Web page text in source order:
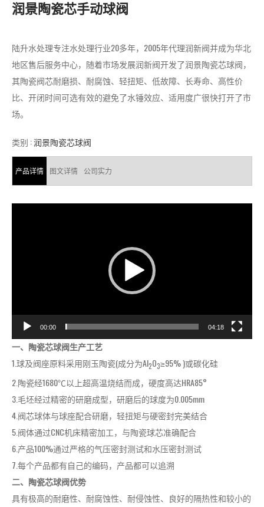
润景陶瓷芯手动球阀
陆升水处理专注水处理行业20多年，2005年代理润新阀并成为华北
地区售后服务中心，随着市场发展润新阀开发了润景陶瓷芯球阀，
其陶瓷阀芯耐磨损、耐腐蚀、轻扭矩、低故障、长寿命、高性价
比、开闭时间可选有效的避免了水锤效应、适用度广很快打开了市
场。
类别 :润景陶瓷芯球阀
产品详情 图文详情 公司实力
00:00 04:18
一、陶瓷芯球阀生产工艺
1.球及阀座原料采用刚玉陶瓷(成分为Al2O3≥95% )或碳化硅
2.陶瓷经1680℃以上超高温烧结而成，硬度高达HRA85°
3.毛坯经过精密的研磨成型，研磨后的球度为0.005mm
4.阀芯球体与球座配合研磨，轻扭矩与硬密封完美结合
5.阀体通过CNC机床精密加工，与陶瓷球芯准确配合
6.产品100%通过严格的气压密封测试和水压密封测试
7.每个产品都有自己的编码，产品都可以追溯
二、陶瓷芯球阀优势
具有极高的耐磨性、耐腐蚀性、耐侵蚀性、良好的隔热性和较小的